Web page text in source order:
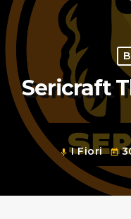
Sericraft
mic I Fiori today